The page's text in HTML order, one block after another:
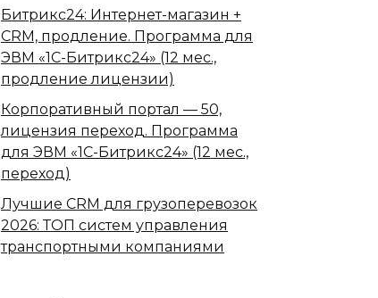
Битрикс24: Интернет-магазин +
CRM, продление. Программа для
ЭВМ «1С-Битрикс24» (12 мес.,
продление лицензии)
Корпоративный портал — 50,
лицензия переход. Программа
для ЭВМ «1С-Битрикс24» (12 мес.,
переход)
Лучшие CRM для грузоперевозок
2026: ТОП систем управления
транспортными компаниями